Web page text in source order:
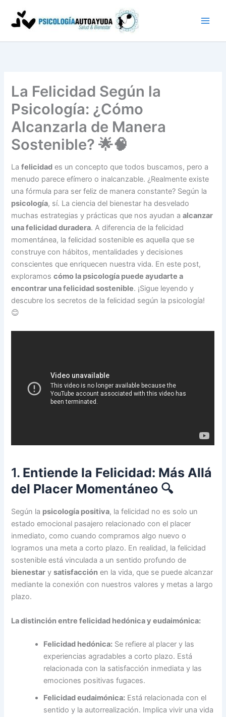
contenido
La Felicidad Según la
Psicología: ¿Cómo
Alcanzarla de Manera
Sostenible? 🌟🧠
Lafelicidad es un concepto que todos buscamos, pero a
menudo parece efímero o inalcanzable. ¿Realmente existe
una fórmula para ser feliz de manera constante? Según la
psicología, sí. La ciencia del bienestar ha desvelado
muchas estrategias y prácticas que nos ayudan aalcanzar
una felicidad duradera. A diferencia de la felicidad
momentánea, la felicidad sostenible es aquella que se
construye con hábitos, mentalidades y decisiones
conscientes que enriquecen nuestra vida. En este post,
exploramoscómo la psicología puede ayudarte a
encontrar una felicidad sostenible. ¡Sigue leyendo y
descubre los secretos de la felicidad según la psicología!
😊
1. Entiende la Felicidad: Más Allá
del Placer Momentáneo 🔍
Según la psicología positiva, la felicidad no es solo un
estado emocional pasajero relacionado con el placer
inmediato, como cuando compramos algo nuevo o
logramos una meta a corto plazo. En realidad, la felicidad
sostenible está vinculada a un sentido profundo de
bienestar ysatisfacción en la vida, que se puede alcanzar
mediante la conexión con nuestros valores y metas a largo
plazo.
La distinción entre felicidad hedónica y eudaimónica:
Felicidad hedónica: Se refiere al placer y las
experiencias agradables a corto plazo. Está
relacionada con la satisfacción inmediata y las
emociones positivas fugaces.
Felicidad eudaimónica: Está relacionada con el
sentido y la autorrealización. Implica vivir una vida